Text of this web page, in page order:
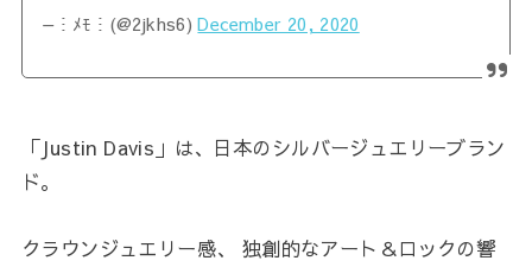
— ⵗ ﾒﾓ ⵗ (@2jkhs6)December 20, 2020
「Justin Davis」は、日本のシルバージュエリーブラン
ド。
クラウンジュエリー感、 独創的なアート＆ロックの響